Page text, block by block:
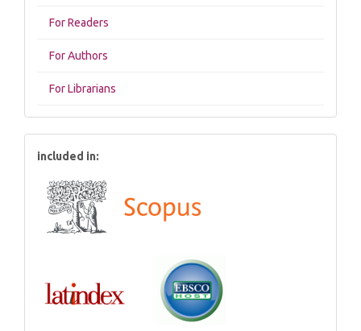
For Readers
For Authors
For Librarians
included in: